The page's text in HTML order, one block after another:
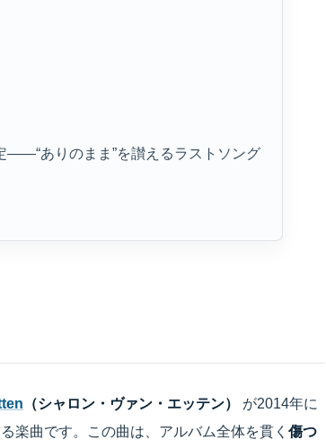
――“ありのまま”を讃えるラストソング
（シャロン・ヴァン・エッテン）
が2014年に
楽曲です。この曲は、アルバム全体を貫く 傷つ